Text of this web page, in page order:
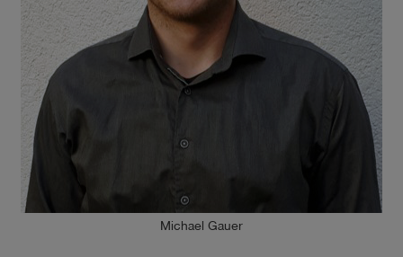
Michael Gauer